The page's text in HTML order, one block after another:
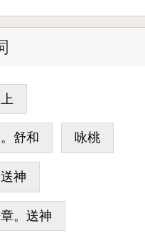
舒和 咏桃
神
。送神